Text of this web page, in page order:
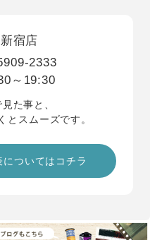
宿店
2333
～19:30
た事と、
とスムーズです。
ついてはコチラ